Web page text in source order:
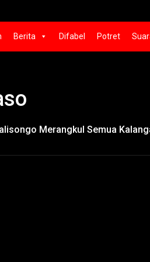
Berita Difabel Potret
Merangkul Semua